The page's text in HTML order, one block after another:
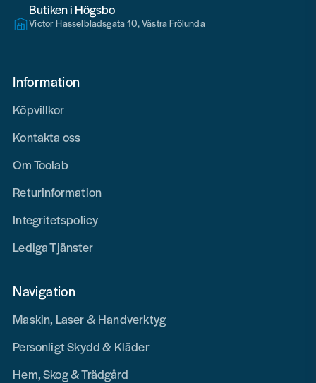
Butiken i Högsbo
Victor Hasselbladsgata 10, Västra Frölunda
Information
Köpvillkor
Kontakta oss
Om Toolab
Returinformation
Integritetspolicy
Lediga Tjänster
Navigation
Maskin, Laser & Handverktyg
Personligt Skydd & Kläder
Hem, Skog & Trädgård